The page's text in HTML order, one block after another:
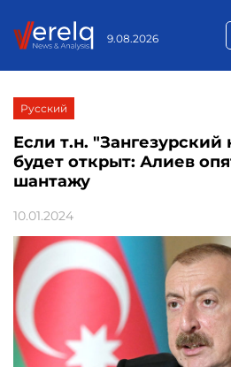
9.08.2026
Русский
Если т.н.
будет открыт: Алиев
шантажу
10.01.2024